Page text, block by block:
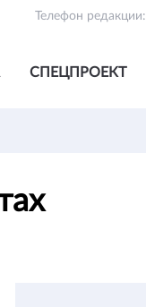
Телефон редакции:
СПЕЦПРОЕКТ